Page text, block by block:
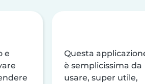
e
Questa
è semplicissima da
usare, super utile,